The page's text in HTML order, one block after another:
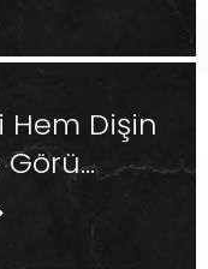
Hem Dişin